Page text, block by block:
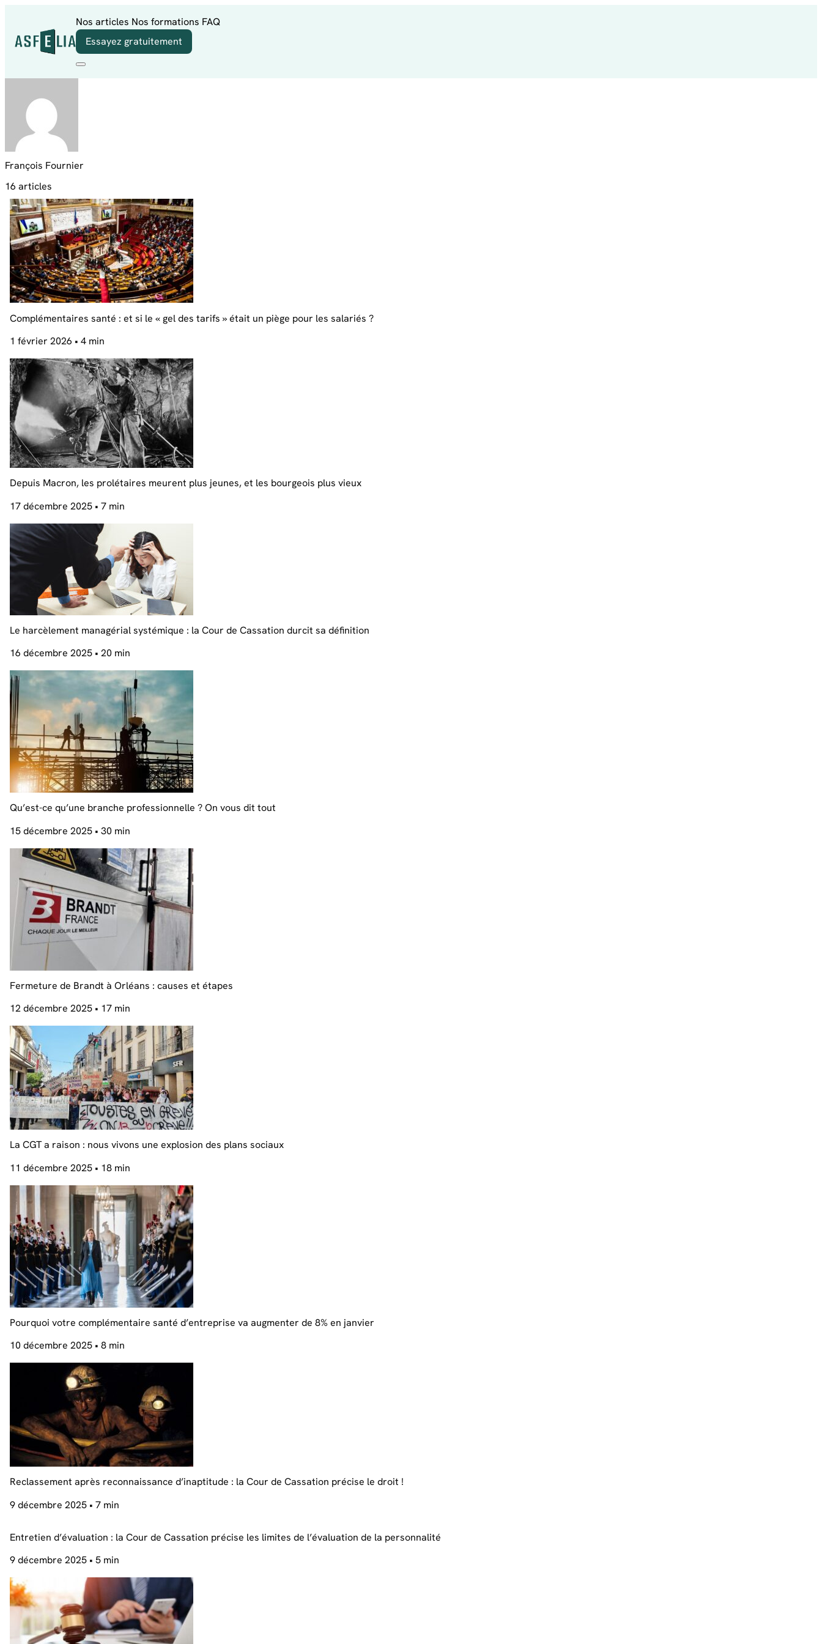
Nos articles Nos formations FAQ
Essayez gratuitement
François Fournier
16 articles
Complémentaires santé : et si le « gel des tarifs » était un piège pour les salariés ?
1 février 2026 • 4 min
Depuis Macron, les prolétaires meurent plus jeunes, et les bourgeois plus vieux
17 décembre 2025 • 7 min
Le harcèlement managérial systémique : la Cour de Cassation durcit sa définition
16 décembre 2025 • 20 min
Qu’est-ce qu’une branche professionnelle ? On vous dit tout
15 décembre 2025 • 30 min
Fermeture de Brandt à Orléans : causes et étapes
12 décembre 2025 • 17 min
La CGT a raison : nous vivons une explosion des plans sociaux
11 décembre 2025 • 18 min
Pourquoi votre complémentaire santé d’entreprise va augmenter de 8% en janvier
10 décembre 2025 • 8 min
Reclassement après reconnaissance d’inaptitude : la Cour de Cassation précise le droit !
9 décembre 2025 • 7 min
Entretien d’évaluation : la Cour de Cassation précise les limites de l’évaluation de la personnalité
9 décembre 2025 • 5 min